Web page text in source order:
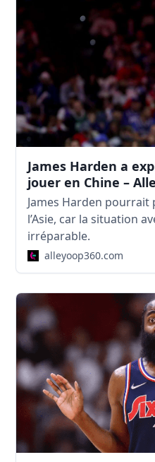
James Harden a
jouer en Chine –
James Harden
l’Asie, car la situation
irréparable.
alleyoop360.com